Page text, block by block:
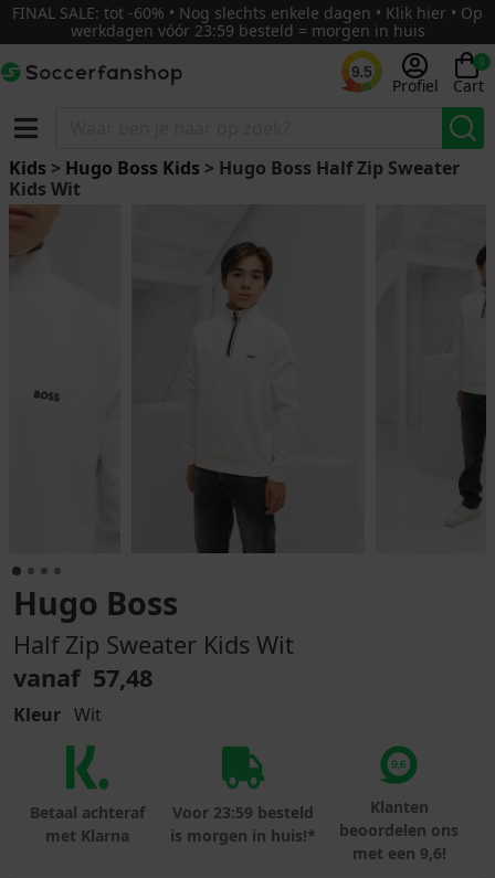
FINAL SALE: tot -60% • Nog slechts enkele dagen • Klik hier • Op
werkdagen vóór 23:59 besteld = morgen in huis
9.5
Profiel
0
Cart
Kids > Hugo Boss Kids > Hugo Boss Half Zip Sweater
Kids Wit
Hugo Boss
Half Zip Sweater Kids Wit
vanaf 57,48
Kleur Wit
Betaal achteraf
met Klarna
Voor 23:59 besteld
is morgen in huis!*
Klanten
beoordelen ons
met een 9,6!